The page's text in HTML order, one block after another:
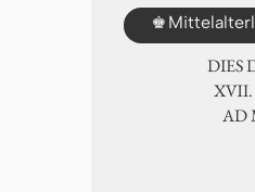
♚
DIES
ⅩⅦ.